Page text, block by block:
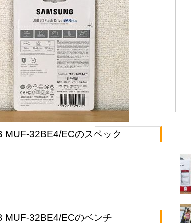
MUF-32BE4/ECのスペック
MUF-32BE4/ECのベンチ